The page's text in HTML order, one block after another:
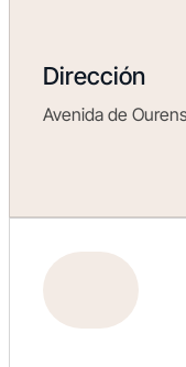
Dirección
Avenida de